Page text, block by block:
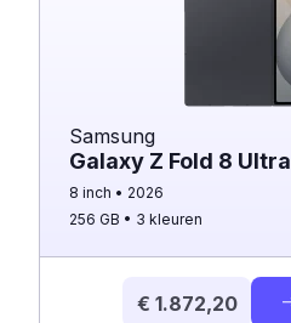
Samsung
Galaxy Z Fold 8 Ultra
8 inch
2026
256 GB
3 kleuren
€ 1.872,20